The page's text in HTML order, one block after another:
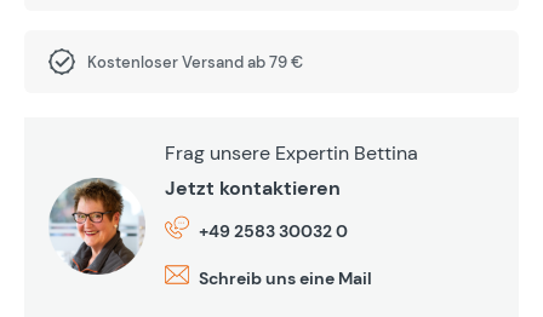
Kostenloser Versand ab 79 €
Frag unsere Expertin Bettina
Jetzt kontaktieren
+49 2583 30032 0
Schreib uns eine Mail